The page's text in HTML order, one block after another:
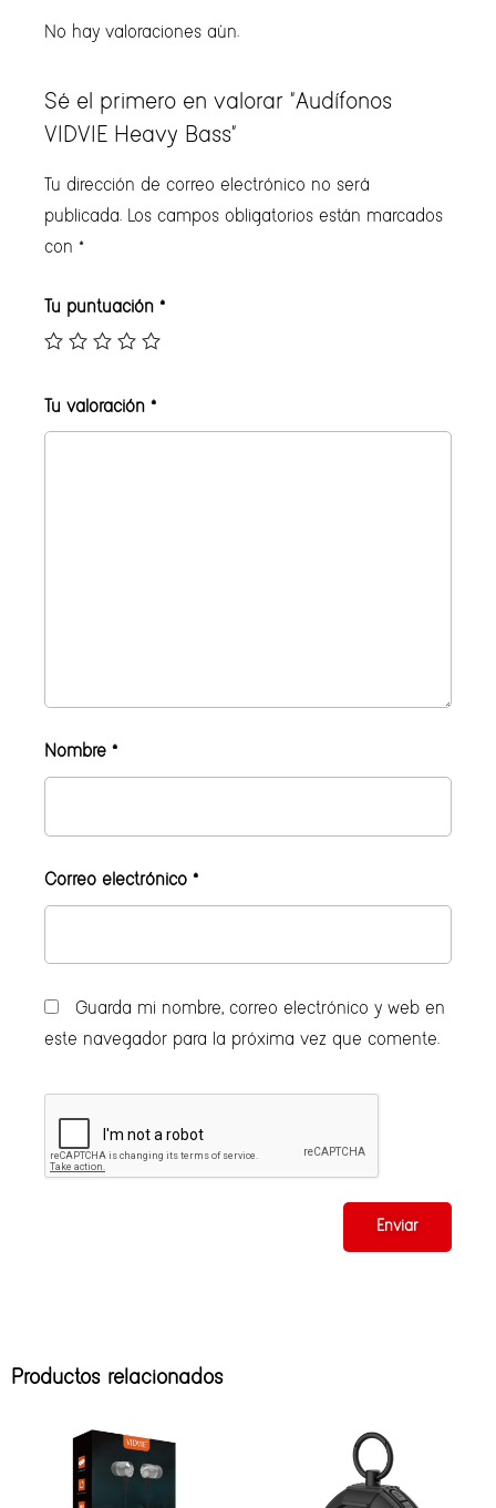
No hay valoraciones aún.
Sé el primero en valorar “Audífonos
VIDVIE Heavy Bass”
Tu dirección de correo electrónico no será
publicada. Los campos obligatorios están marcados
con *
Tu puntuación *
Tu valoración *
Nombre *
Correo electrónico *
Guarda mi nombre, correo electrónico y web en
este navegador para la próxima vez que comente.
Productos relacionados